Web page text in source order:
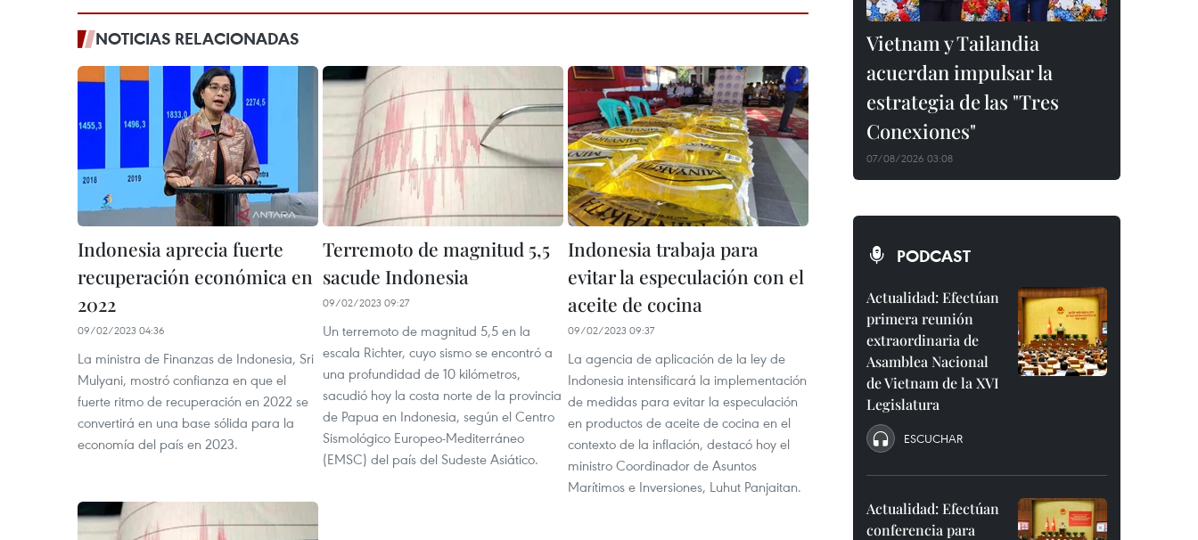
NOTICIAS RELACIONADAS
Indonesia aprecia fuerte
recuperación económica en
2022
09/02/2023 04:36
La ministra de Finanzas de Indonesia, Sri
Mulyani, mostró confianza en que el
fuerte ritmo de recuperación en 2022 se
convertirá en una base sólida para la
economía del país en 2023.
Terremoto de magnitud 5,5
sacude Indonesia
09/02/2023 09:27
Un terremoto de magnitud 5,5 en la
escala Richter, cuyo sismo se encontró a
una profundidad de 10 kilómetros,
sacudió hoy la costa norte de la provincia
de Papua en Indonesia, según el Centro
Sismológico Europeo-Mediterráneo
(EMSC) del país del Sudeste Asiático.
Indonesia trabaja para
evitar la especulación con el
aceite de cocina
09/02/2023 09:37
La agencia de aplicación de la ley de
Indonesia intensificará la implementación
de medidas para evitar la especulación
en productos de aceite de cocina en el
contexto de la inflación, destacó hoy el
ministro Coordinador de Asuntos
Marítimos e Inversiones, Luhut Panjaitan.
Vietnam y Tailandia
acuerdan impulsar la
estrategia de las "Tres
Conexiones"
07/08/2026 03:08
PODCAST
Actualidad: Efectúan
primera reunión
extraordinaria de
Asamblea Nacional
de Vietnam de la XVI
Legislatura
ESCUCHAR
Actualidad: Efectúan
conferencia para